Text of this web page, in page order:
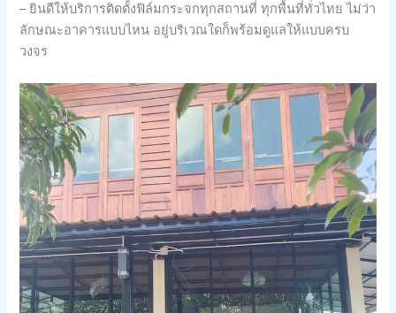
– ยินดีให้บริการติดตั้งฟิล์มกระจกทุกสถานที่ ทุกพื้นที่ทั่วไทย ไม่ว่า
ลักษณะอาคารแบบไหน อยู่บริเวณใดก็พร้อมดูแลให้แบบครบ
วงจร